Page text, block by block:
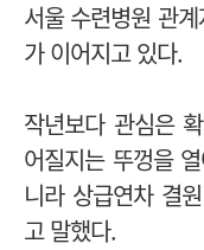
서울 수련병원 관
가 이어지고 있다.
작년보다 관심은
어질지는 뚜껑을
니라 상급연차 결
고 말했다.